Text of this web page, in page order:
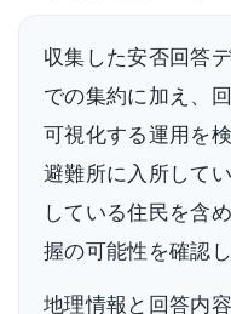
収集した安否回答
での集約に加え、
可視化する運用を
避難所に入所して
している住民を含
握の可能性を確認し
地理情報と回答内